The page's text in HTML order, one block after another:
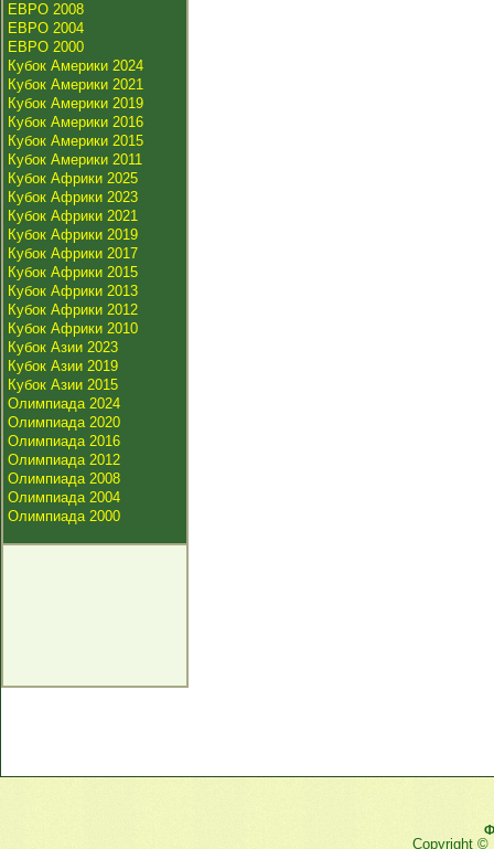
ЕВРО 2008
ЕВРО 2004
ЕВРО 2000
Кубок Америки 2024
Кубок Америки 2021
Кубок Америки 2019
Кубок Америки 2016
Кубок Америки 2015
Кубок Америки 2011
Кубок Африки 2025
Кубок Африки 2023
Кубок Африки 2021
Кубок Африки 2019
Кубок Африки 2017
Кубок Африки 2015
Кубок Африки 2013
Кубок Африки 2012
Кубок Африки 2010
Кубок Азии 2023
Кубок Азии 2019
Кубок Азии 2015
Олимпиада 2024
Олимпиада 2020
Олимпиада 2016
Олимпиада 2012
Олимпиада 2008
Олимпиада 2004
Олимпиада 2000
Copyright ©